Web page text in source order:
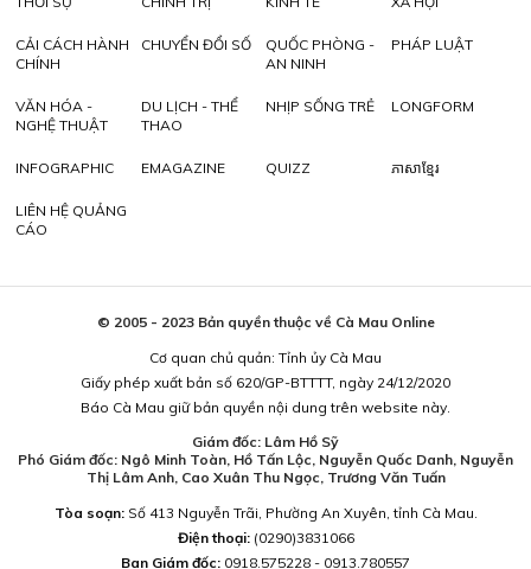
CẢI CÁCH HÀNH
CHÍNH
CHUYỂN ĐỔI SỐ
QUỐC PHÒNG -
AN NINH
PHÁP LUẬT
VĂN HÓA -
NGHỆ THUẬT
DU LỊCH - THỂ
THAO
NHỊP SỐNG TRẺ LONGFORM
INFOGRAPHIC EMAGAZINE QUIZZ ភាសាខ្មែរ
LIÊN HỆ QUẢNG
CÁO
© 2005 - 2023 Bản quyền thuộc về Cà Mau Online
Cơ quan chủ quản: Tỉnh ủy Cà Mau
Giấy phép xuất bản số 620/GP-BTTTT, ngày 24/12/2020
Báo Cà Mau giữ bản quyền nội dung trên website này.
Giám đốc: Lâm Hồ Sỹ
Phó Giám đốc: Ngô Minh Toàn, Hồ Tấn Lộc, Nguyễn Quốc Danh, Nguyễn
Thị Lâm Anh, Cao Xuân Thu Ngọc, Trương Văn Tuấn
Tòa soạn:Số 413 Nguyễn Trãi, Phường An Xuyên, tỉnh Cà Mau.
Điện thoại: (0290)3831066
Ban Giám đốc: 0918.575228 - 0913.780557